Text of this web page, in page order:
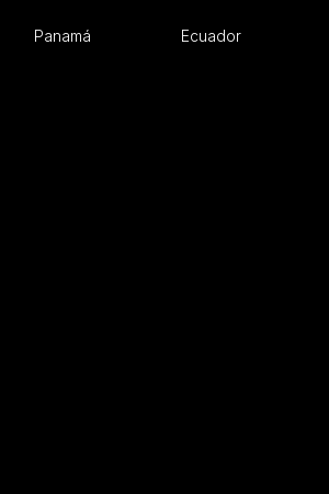
Panamá Ecuador